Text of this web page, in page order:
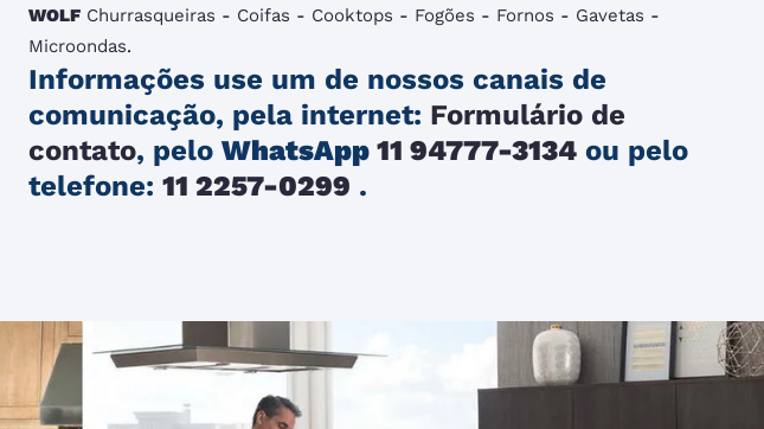
WOLF Churrasqueiras - Coifas - Cooktops - Fogões - Fornos - Gavetas -
Microondas.
Informações use um de nossos canais de
comunicação, pela internet: Formulário de
contato, pelo WhatsApp11 94777-3134ou pelo
telefone: 11 2257-0299 .